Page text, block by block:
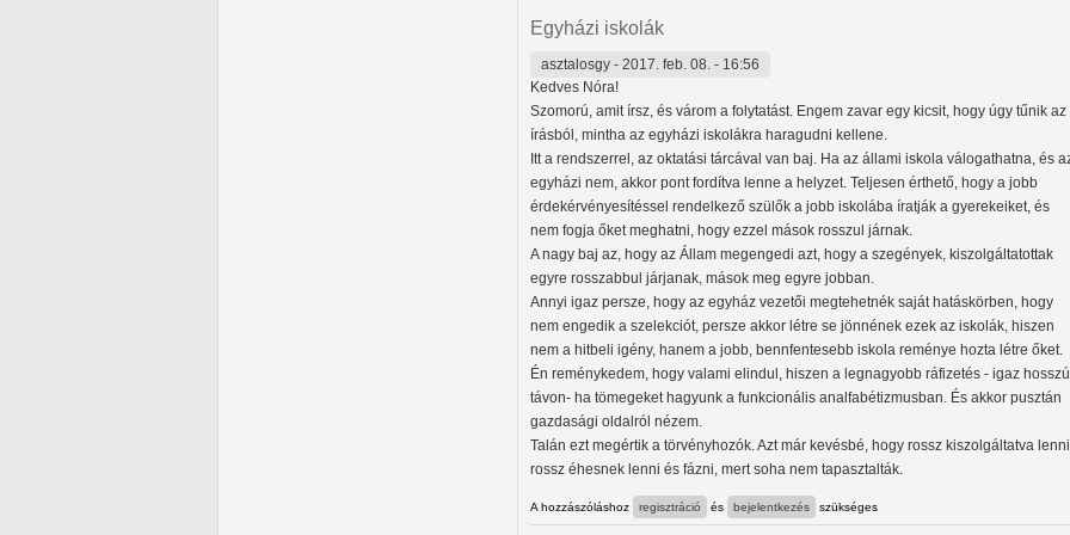
Egyházi iskolák
asztalosgy - 2017. feb. 08. - 16:56
Kedves Nóra!
Szomorú, amit írsz, és várom a folytatást. Engem zavar egy kicsit, hogy úgy tűnik az
írásból, mintha az egyházi iskolákra haragudni kellene.
Itt a rendszerrel, az oktatási tárcával van baj. Ha az állami iskola válogathatna, és
egyházi nem, akkor pont fordítva lenne a helyzet. Teljesen érthető, hogy a jobb
érdekérvényesítéssel rendelkező szülők a jobb iskolába íratják a gyerekeiket, és
nem fogja őket meghatni, hogy ezzel mások rosszul járnak.
A nagy baj az, hogy az Állam megengedi azt, hogy a szegények, kiszolgáltatottak
egyre rosszabbul járjanak, mások meg egyre jobban.
Annyi igaz persze, hogy az egyház vezetői megtehetnék saját hatáskörben, hogy
nem engedik a szelekciót, persze akkor létre se jönnének ezek az iskolák, hiszen
nem a hitbeli igény, hanem a jobb, bennfentesebb iskola reménye hozta létre őket.
Én reménykedem, hogy valami elindul, hiszen a legnagyobb ráfizetés - igaz hosszú
távon- ha tömegeket hagyunk a funkcionális analfabétizmusban. És akkor pusztán
gazdasági oldalról nézem.
Talán ezt megértik a törvényhozók. Azt már kevésbé, hogy rossz kiszolgáltatva
rossz éhesnek lenni és fázni, mert soha nem tapasztalták.
A hozzászóláshoz regisztráció és bejelentkezés szükséges